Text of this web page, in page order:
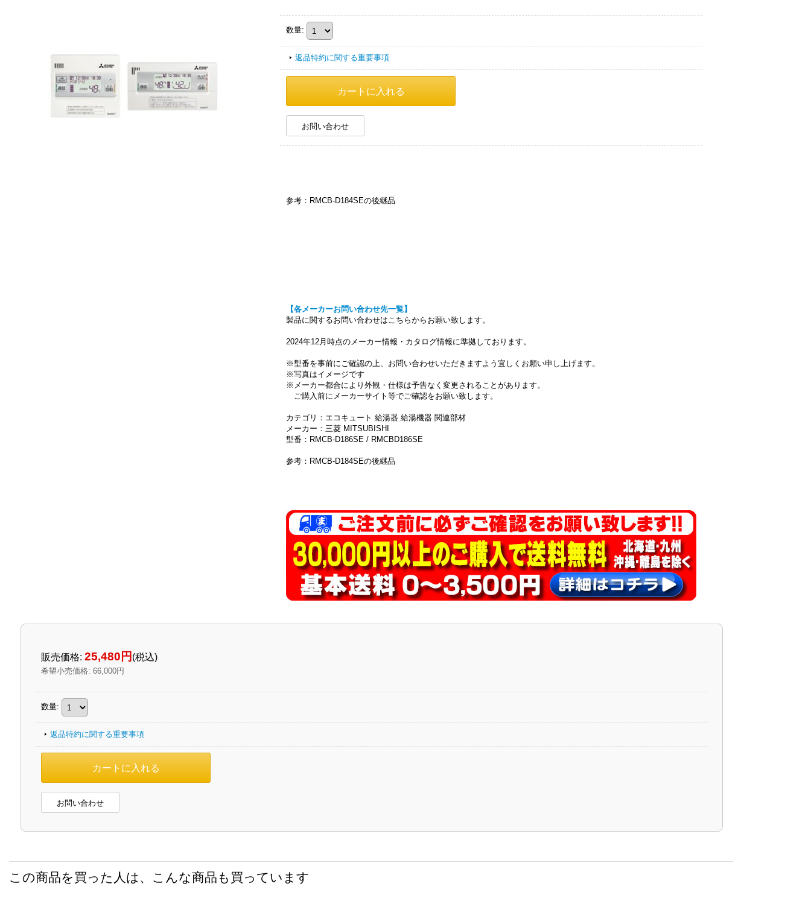
数量:
返品特約に関する重要事項
お問い合わせ
参考：RMCB-D184SEの後継品
【各メーカーお問い合わせ先一覧】
製品に関するお問い合わせはこちらからお願い致します。
2024年12月時点のメーカー情報・カタログ情報に準拠しております。
※型番を事前にご確認の上、お問い合わせいただきますよう宜しくお願い申し上げます。
※写真はイメージです
※メーカー都合により外観・仕様は予告なく変更されることがあります。
ご購入前にメーカーサイト等でご確認をお願い致します。
カテゴリ：エコキュート 給湯器 給湯機器 関連部材
メーカー：三菱 MITSUBISHI
型番：RMCB-D186SE / RMCBD186SE
参考：RMCB-D184SEの後継品
販売価格: 25,480円 (税込)
希望小売価格: 66,000円
数量:
返品特約に関する重要事項
お問い合わせ
この商品を買った人は、こんな商品も買っています